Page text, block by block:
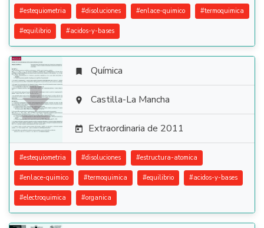
#estequiometria #disoluciones #enlace-quimico #termoquimica
#equilibrio #acidos-y-bases

 Química
 Castilla-La Mancha
 Extraordinaria de 2011
#estequiometria #disoluciones #estructura-atomica
#enlace-quimico #termoquimica #equilibrio #acidos-y-bases
#electroquimica #organica